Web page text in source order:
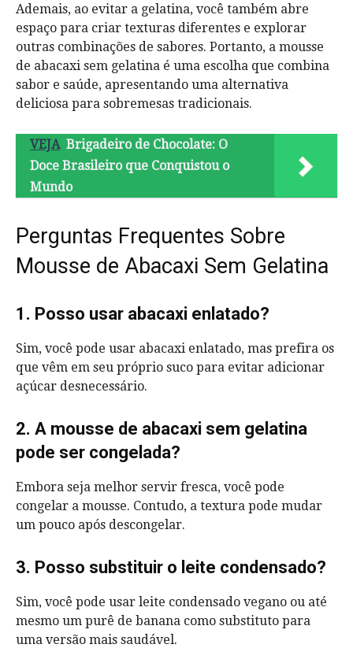
Ademais, ao evitar a gelatina, você também abre
espaço para criar texturas diferentes e explorar
outras combinações de sabores. Portanto, a mousse
de abacaxi sem gelatina é uma escolha que combina
sabor e saúde, apresentando uma alternativa
deliciosa para sobremesas tradicionais.
VEJA Brigadeiro de Chocolate: O
Doce Brasileiro que Conquistou o
Mundo
Perguntas Frequentes Sobre
Mousse de Abacaxi Sem Gelatina
1. Posso usar abacaxi enlatado?
Sim, você pode usar abacaxi enlatado, mas prefira os
que vêm em seu próprio suco para evitar adicionar
açúcar desnecessário.
2. A mousse de abacaxi sem gelatina
pode ser congelada?
Embora seja melhor servir fresca, você pode
congelar a mousse. Contudo, a textura pode mudar
um pouco após descongelar.
3. Posso substituir o leite condensado?
Sim, você pode usar leite condensado vegano ou até
mesmo um purê de banana como substituto para
uma versão mais saudável.